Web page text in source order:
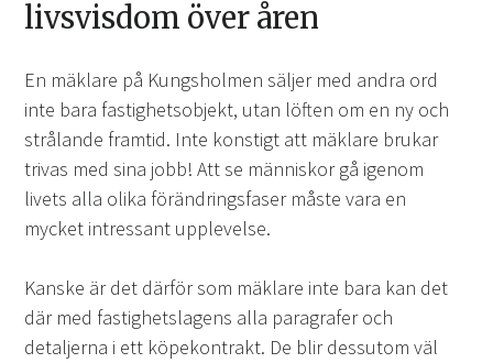
livsvisdom över åren
En mäklare på Kungsholmen säljer med andra ord
inte bara fastighetsobjekt, utan löften om en ny och
strålande framtid. Inte konstigt att mäklare brukar
trivas med sina jobb! Att se människor gå igenom
livets alla olika förändringsfaser måste vara en
mycket intressant upplevelse.
Kanske är det därför som mäklare inte bara kan det
där med fastighetslagens alla paragrafer och
detaljerna i ett köpekontrakt. De blir dessutom väl